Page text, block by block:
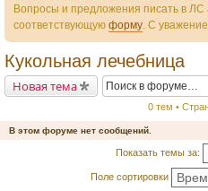
Вопросы и предложения писать в ЛС
соответствующую форму. С
Кукольная лечебница
Новая тема
0 тем •
В этом форуме нет сообщений.
Показать темы за:
Поле сортировки